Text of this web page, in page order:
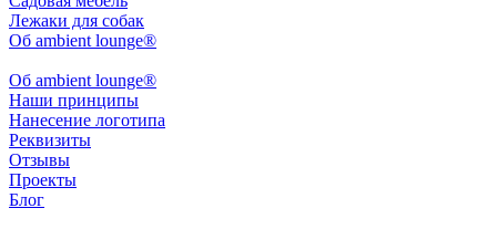
Лежаки для собак
Об ambient lounge®
Oб ambient lounge®
Наши принципы
Нанесение логотипа
Реквизиты
Отзывы
Проекты
Блог